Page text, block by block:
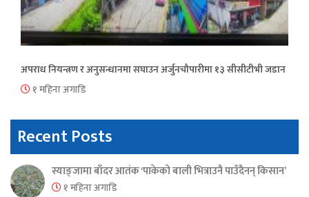
अपराध नियन्त्रण र अनुसन्धानमा सघाउन अर्जुनचौपारीमा १३ सीसीटीभी जडान
१ महिना अगाडि
Recent Posts
स्याङ्जामा बाँदर आतंक ‘पाकेको बाली भित्राउनै पाउँदैनन् किसान’
१ महिना अगाडि